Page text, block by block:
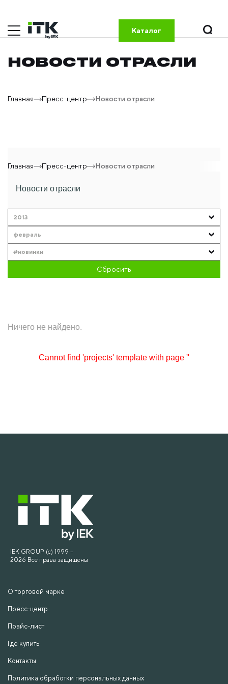
Каталог
НОВОСТИ ОТРАСЛИ
Главная Пресс-центр Новости отрасли
Главная Пресс-центр Новости отрасли
Новости отрасли
2013
февраль
#новинки
Сбросить
Ничего не найдено.
Cannot find 'projects' template with page ''
IEK GROUP (c) 1999 –
2026 Все права защищены
О торговой марке
Пресс-центр
Прайс-лист
Где купить
Контакты
Политика обработки персональных данных